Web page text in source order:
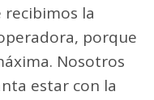
recibimos la
porque
Nosotros
estar con la